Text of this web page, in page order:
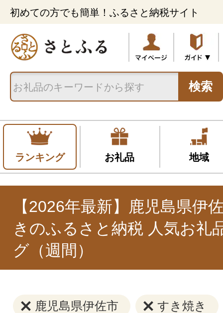
初めての方でも簡単！ふるさと納税サイト
検索
ランキング お礼品 地域
【2026年最新】鹿児島県伊
きのふるさと納税 人気お礼
グ（週間）
鹿児島県伊佐市 すき焼き